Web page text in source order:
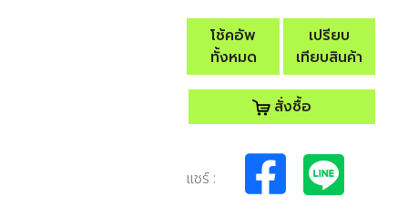
โช้คอัพ
ทั้งหมด
เปรียบ
เทียบสินค้า
สั่งซื้อ
แชร์ :